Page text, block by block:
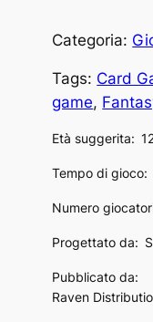
Categoria:
Tags: Card
game,
Età suggerita:
Tempo di gioco:
Numero
Progettato da:
Pubblicato da:
Raven